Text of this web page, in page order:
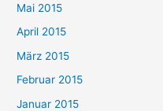
Mai 2015
April 2015
März 2015
Februar 2015
Januar 2015